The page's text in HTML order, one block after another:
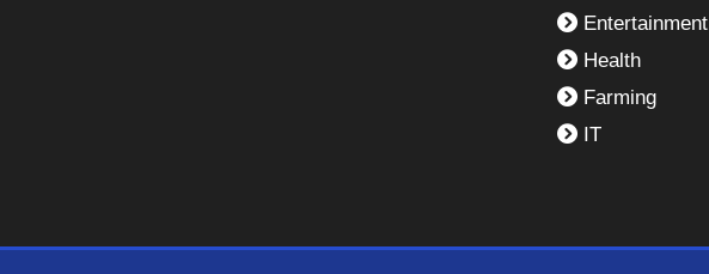
Entertainment
Health
Farming
IT